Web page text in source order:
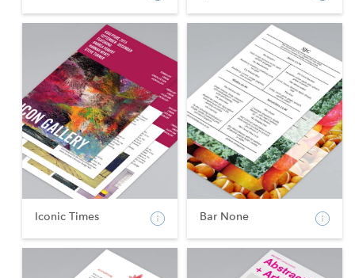
Iconic Times Bar None